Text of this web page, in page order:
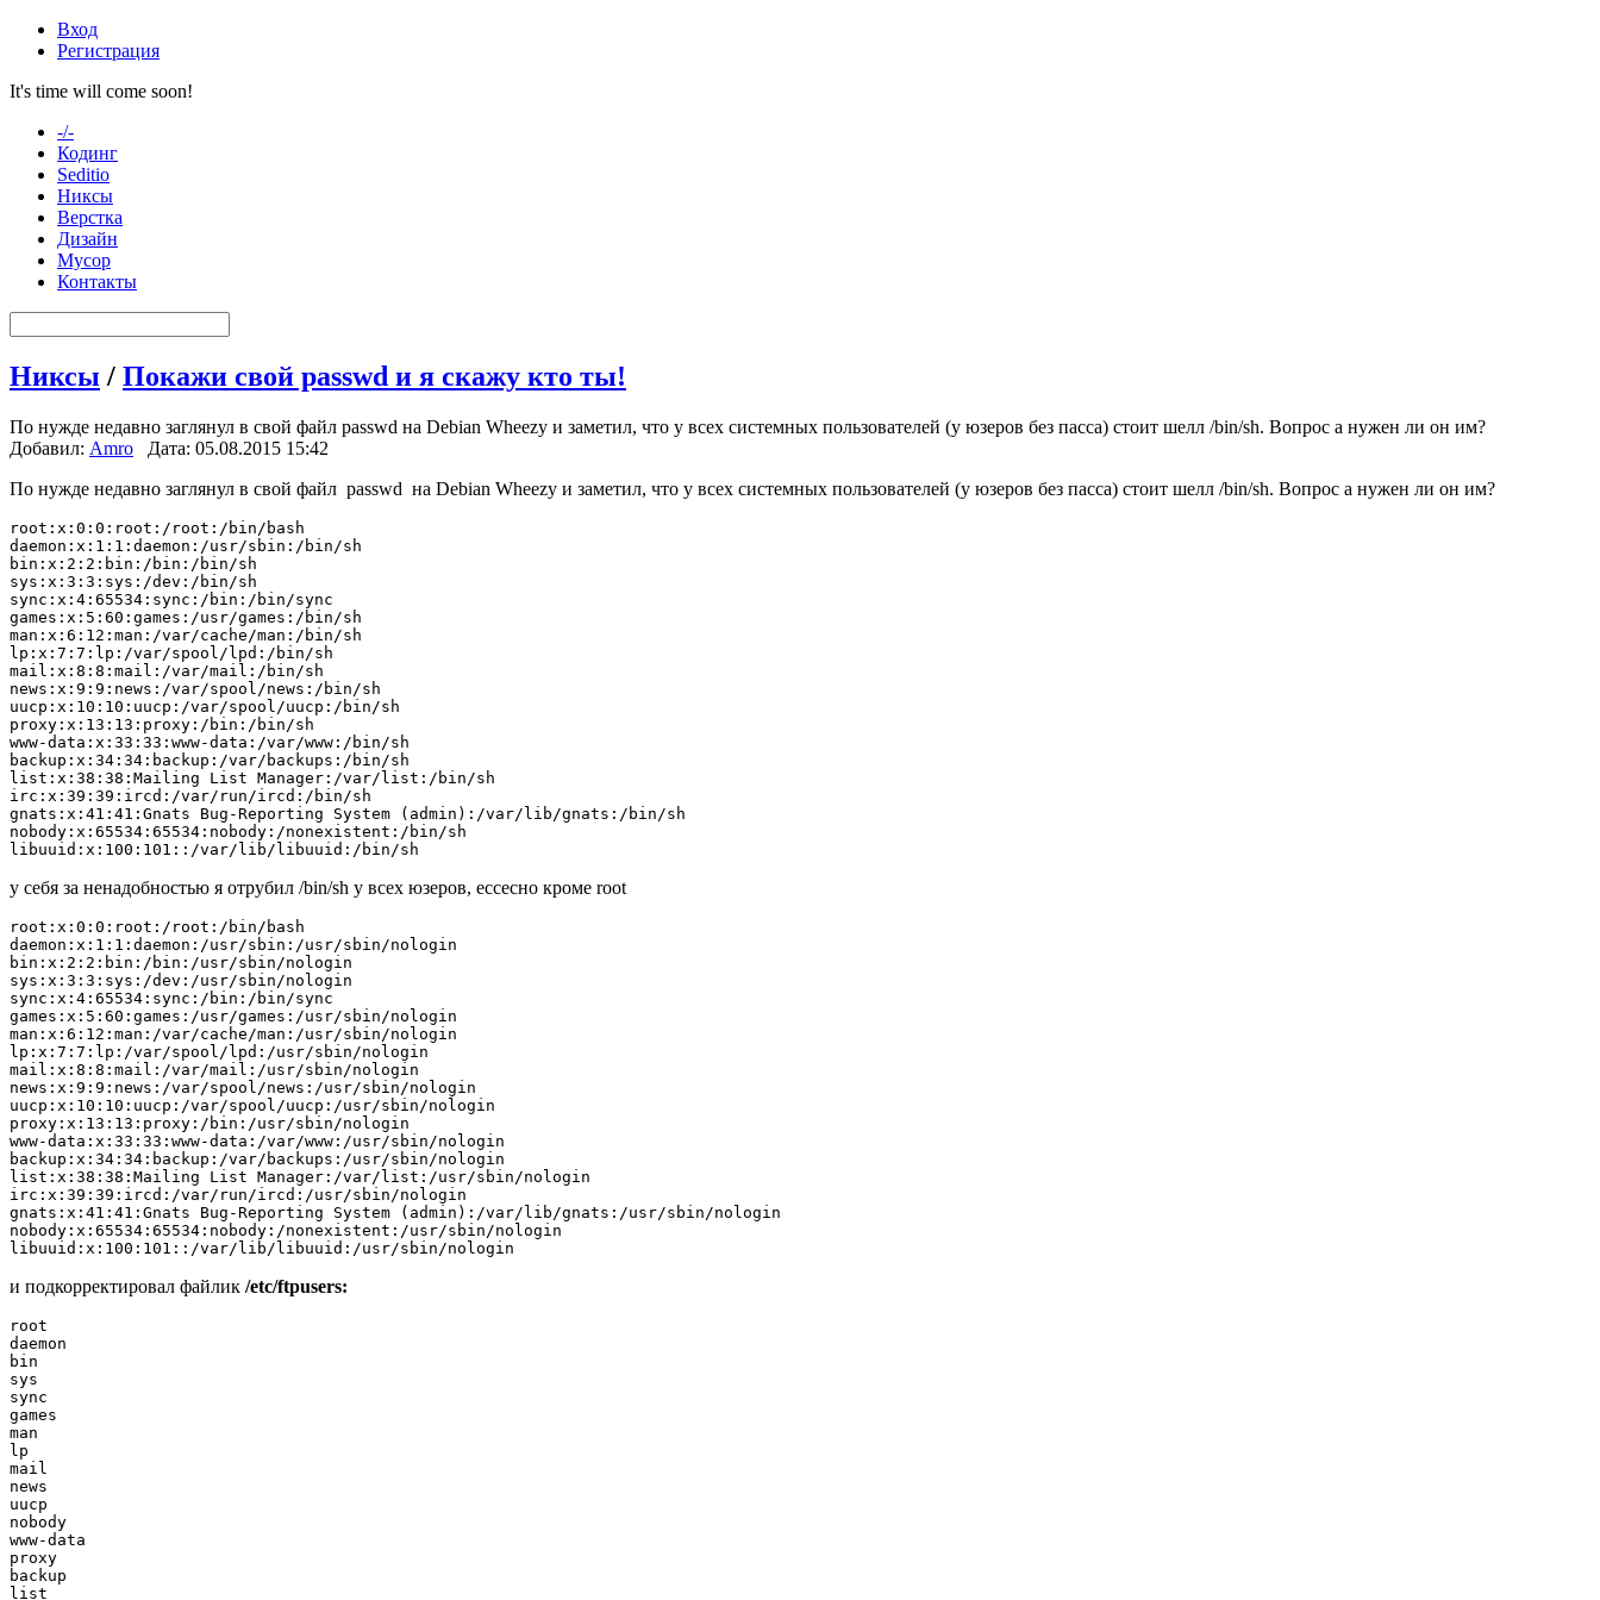
Вход
Регистрация
It's time will come soon!
-/-
Кодинг
Seditio
Никсы
Верстка
Дизайн
Мусор
Контакты
Никсы / Покажи свой passwd и я скажу кто ты!
По нужде недавно заглянул в свой файл passwd на Debian Wheezy и заметил, что у всех системных пользователей (у юзеров без пасса) стоит шелл /bin/sh. Вопрос а нужен ли он им?
Добавил: Amro Дата: 05.08.2015 15:42
По нужде недавно заглянул в свой файл passwd на Debian Wheezy и заметил, что у всех системных пользователей (у юзеров без пасса) стоит шелл /bin/sh. Вопрос а нужен ли он им?
root:x:0:0:root:/root:/bin/bash
daemon:x:1:1:daemon:/usr/sbin:/bin/sh
bin:x:2:2:bin:/bin:/bin/sh
sys:x:3:3:sys:/dev:/bin/sh
sync:x:4:65534:sync:/bin:/bin/sync
games:x:5:60:games:/usr/games:/bin/sh
man:x:6:12:man:/var/cache/man:/bin/sh
lp:x:7:7:lp:/var/spool/lpd:/bin/sh
mail:x:8:8:mail:/var/mail:/bin/sh
news:x:9:9:news:/var/spool/news:/bin/sh
uucp:x:10:10:uucp:/var/spool/uucp:/bin/sh
proxy:x:13:13:proxy:/bin:/bin/sh
www-data:x:33:33:www-data:/var/www:/bin/sh
backup:x:34:34:backup:/var/backups:/bin/sh
list:x:38:38:Mailing List Manager:/var/list:/bin/sh
irc:x:39:39:ircd:/var/run/ircd:/bin/sh
gnats:x:41:41:Gnats Bug-Reporting System (admin):/var/lib/gnats:/bin/sh
nobody:x:65534:65534:nobody:/nonexistent:/bin/sh
libuuid:x:100:101::/var/lib/libuuid:/bin/sh
у себя за ненадобностью я отрубил /bin/sh у всех юзеров, ессесно кроме root
root:x:0:0:root:/root:/bin/bash
daemon:x:1:1:daemon:/usr/sbin:/usr/sbin/nologin
bin:x:2:2:bin:/bin:/usr/sbin/nologin
sys:x:3:3:sys:/dev:/usr/sbin/nologin
sync:x:4:65534:sync:/bin:/bin/sync
games:x:5:60:games:/usr/games:/usr/sbin/nologin
man:x:6:12:man:/var/cache/man:/usr/sbin/nologin
lp:x:7:7:lp:/var/spool/lpd:/usr/sbin/nologin
mail:x:8:8:mail:/var/mail:/usr/sbin/nologin
news:x:9:9:news:/var/spool/news:/usr/sbin/nologin
uucp:x:10:10:uucp:/var/spool/uucp:/usr/sbin/nologin
proxy:x:13:13:proxy:/bin:/usr/sbin/nologin
www-data:x:33:33:www-data:/var/www:/usr/sbin/nologin
backup:x:34:34:backup:/var/backups:/usr/sbin/nologin
list:x:38:38:Mailing List Manager:/var/list:/usr/sbin/nologin
irc:x:39:39:ircd:/var/run/ircd:/usr/sbin/nologin
gnats:x:41:41:Gnats Bug-Reporting System (admin):/var/lib/gnats:/usr/sbin/nologin
nobody:x:65534:65534:nobody:/nonexistent:/usr/sbin/nologin
libuuid:x:100:101::/var/lib/libuuid:/usr/sbin/nologin
и подкорректировал файлик /etc/ftpusers:
root
daemon
bin
sys
sync
games
man
lp
mail
news
uucp
nobody
www-data
proxy
backup
list